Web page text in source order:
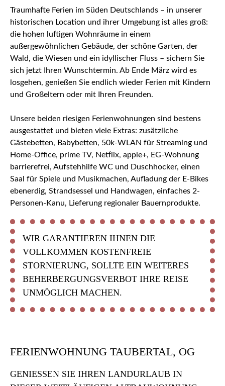
Traumhafte Ferien im Süden Deutschlands – in unserer
historischen Location und ihrer Umgebung ist alles groß:
die hohen luftigen Wohnräume in einem
außergewöhnlichen Gebäude, der schöne Garten, der
Wald, die Wiesen und ein idyllischer Fluss – sichern Sie
sich jetzt Ihren Wunschtermin. Ab Ende März wird es
losgehen, genießen Sie endlich wieder Ferien mit Kindern
und Großeltern oder mit Ihren Freunden.
Unsere beiden riesigen Ferienwohnungen sind bestens
ausgestattet und bieten viele Extras: zusätzliche
Gästebetten, Babybetten, 50k-WLAN für Streaming und
Home-Office, prime TV, Netflix, apple+, EG-Wohnung
barrierefrei, Aufstehhilfe WC und Duschhocker, einen
Saal für Spiele und Musikmachen, Aufladung der E-Bikes
ebenerdig, Strandsessel und Handwagen, einfaches 2-
Personen-Kanu, Lieferung regionaler Bauernprodukte.
WIR GARANTIEREN IHNEN DIE
VOLLKOMMEN KOSTENFREIE
STORNIERUNG, SOLLTE EIN WEITERES
BEHERBERGUNGSVERBOT IHRE REISE
UNMÖGLICH MACHEN.
FERIENWOHNUNG TAUBERTAL, OG
GENIESSEN SIE IHREN LANDURLAUB IN D